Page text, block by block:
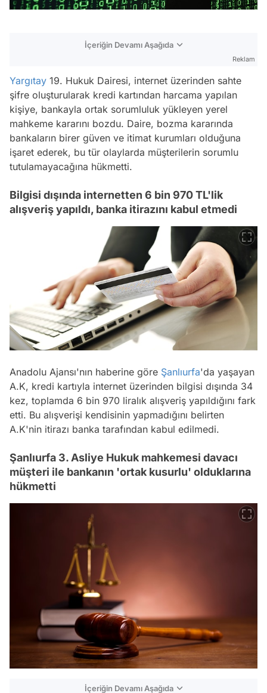
İçeriğin Devamı Aşağıda
Reklam
Yargıtay 19. Hukuk Dairesi, internet üzerinden sahte
şifre oluşturularak kredi kartından harcama yapılan
kişiye, bankayla ortak sorumluluk yükleyen yerel
mahkeme kararını bozdu. Daire, bozma kararında
bankaların birer güven ve itimat kurumları olduğuna
işaret ederek, bu tür olaylarda müşterilerin sorumlu
tutulamayacağına hükmetti.
Bilgisi dışında internetten 6 bin 970 TL'lik
alışveriş yapıldı, banka itirazını kabul etmedi
Anadolu Ajansı'nın haberine göre Şanlıurfa'da yaşayan
A.K, kredi kartıyla internet üzerinden bilgisi dışında 34
kez, toplamda 6 bin 970 liralık alışveriş yapıldığını fark
etti. Bu alışverişi kendisinin yapmadığını belirten
A.K'nin itirazı banka tarafından kabul edilmedi.
Şanlıurfa 3. Asliye Hukuk mahkemesi davacı
müşteri ile bankanın 'ortak kusurlu' olduklarına
hükmetti
İçeriğin Devamı Aşağıda